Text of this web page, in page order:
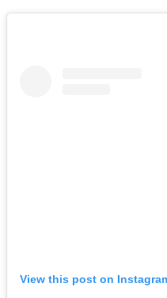
View this post on